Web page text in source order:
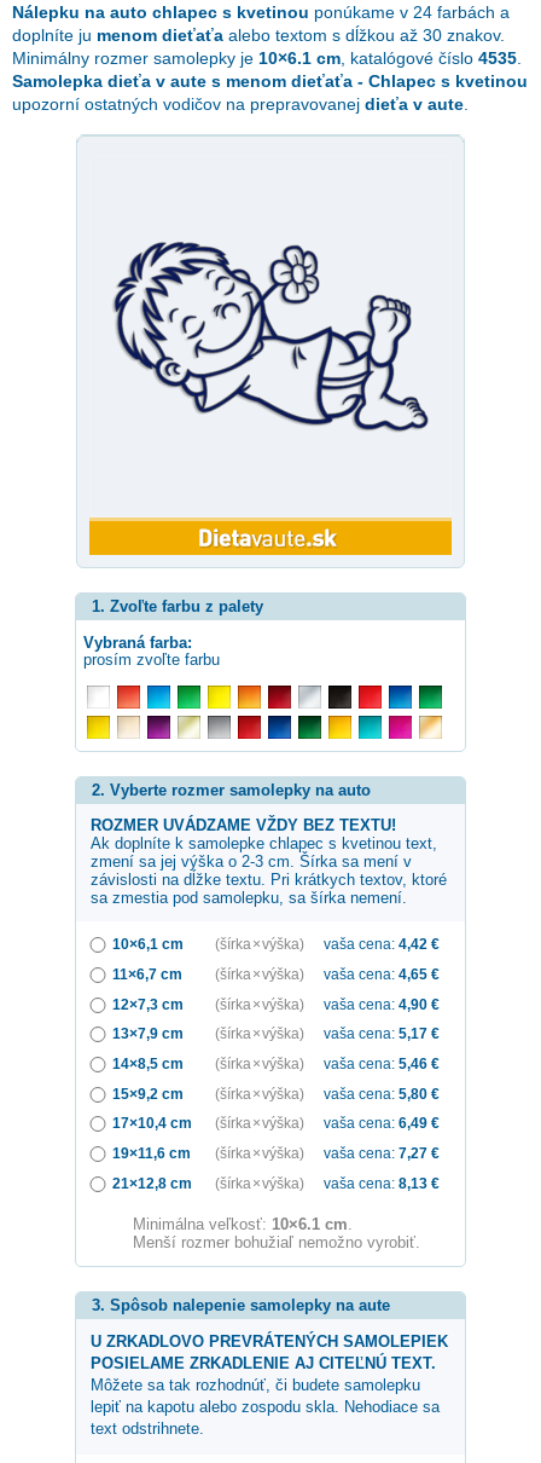
Nálepku na auto chlapec s kvetinou ponúkame v 24 farbách a
doplníte ju menom dieťaťa alebo textom s dĺžkou až 30 znakov.
Minimálny rozmer samolepky je 10×6.1 cm , katalógové číslo 4535
Samolepka dieťa v aute s menom dieťaťa - Chlapec s kvetinou
upozorní ostatných vodičov na prepravovanej dieťa v aute
1. Zvoľte farbu z palety
Vybraná farba:
prosím zvoľte farbu
2. Vyberte rozmer samolepky na auto
ROZMER UVÁDZAME VŽDY BEZ TEXTU!
Ak doplníte k samolepke chlapec s kvetinou text,
zmení sa jej výška o 2-3 cm. Šírka sa mení v
závislosti na dĺžke textu. Pri krátkych textov, ktoré
sa zmestia pod samolepku, sa šírka nemení.
10×6,1 cm (šírka × výška) vaša cena: 4,42 €
11×6,7 cm
(šírka × výška) vaša cena: 4,65 €
12×7,3 cm
(šírka × výška) vaša cena: 4,90 €
13×7,9 cm
(šírka × výška) vaša cena: 5,17 €
14×8,5 cm
(šírka × výška) vaša cena: 5,46 €
15×9,2 cm
(šírka × výška) vaša cena: 5,80 €
17×10,4 cm
(šírka × výška) vaša cena: 6,49 €
19×11,6 cm
(šírka × výška) vaša cena: 7,27 €
21×12,8 cm
(šírka × výška) vaša cena: 8,13 €
Minimálna veľkosť: 10×6.1 cm.
Menší rozmer bohužiaľ nemožno vyrobiť.
3. Spôsob nalepenie samolepky na aute
U ZRKADLOVO PREVRÁTENÝCH SAMOLEPIEK
POSIELAME ZRKADLENIE AJ CITEĽNÚ TEXT.
Môžete sa tak rozhodnúť, či budete samolepku
lepiť na kapotu alebo zospodu skla. Nehodiace sa
text odstrihnete.